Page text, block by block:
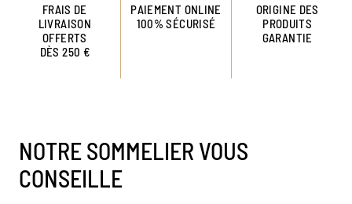
FRAIS DE
LIVRAISON
OFFERTS
DÈS 250 €
PAIEMENT ONLINE
100% SÉCURISÉ
ORIGINE DES
PRODUITS
GARANTIE
NOTRE SOMMELIER VOUS
CONSEILLE